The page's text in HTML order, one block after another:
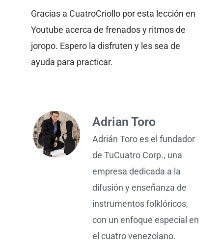
Gracias a CuatroCriollo por esta lección en
Youtube acerca de frenados y ritmos de
joropo. Espero la disfruten y les sea de
ayuda para practicar.
Adrian Toro
Adrián Toro es el fundador
de TuCuatro Corp., una
empresa dedicada a la
difusión y enseñanza de
instrumentos folklóricos,
con un enfoque especial en
el cuatro venezolano.